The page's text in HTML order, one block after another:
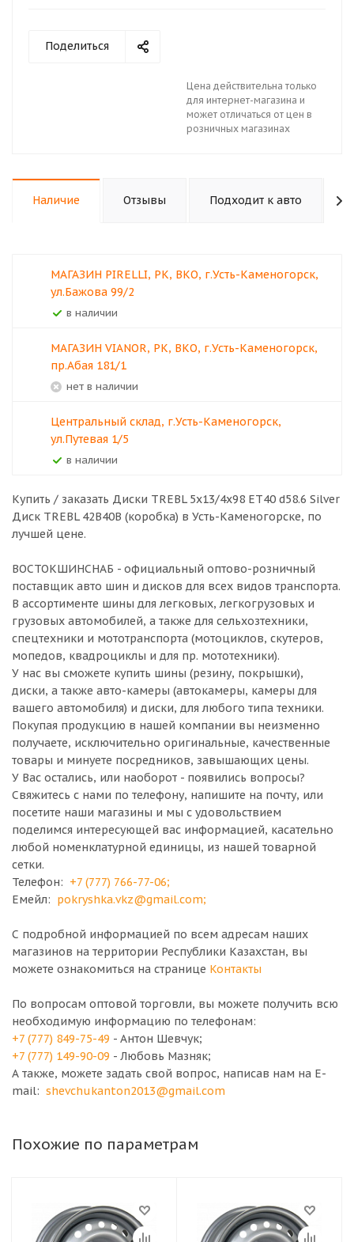
Поделиться
Цена действительна только
для интернет-магазина и
может отличаться от цен в
розничных магазинах
Наличие Отзывы Подходит к авто
МАГАЗИН PIRELLI, РК, ВКО, г.Усть-Каменогорск,
ул.Бажова 99/2
В наличии
МАГАЗИН VIANOR, РК, ВКО, г.Усть-Каменогорск,
пр.Абая 181/1
Нет в наличии
Центральный склад, г.Усть-Каменогорск,
ул.Путевая 1/5
В наличии
Купить / заказать Диски TREBL 5x13/4x98 ЕТ40 d58.6 Silver
Диск TREBL 42B40B (коробка) в Усть-Каменогорске, по
лучшей цене.
ВОСТОКШИНСНАБ - официальный оптово-розничный
поставщик авто шин и дисков для всех видов транспорта.
В ассортименте шины для легковых, легкогрузовых и
грузовых автомобилей, а также для сельхозтехники,
спецтехники и мототранспорта (мотоциклов, скутеров,
мопедов, квадроциклы и для пр. мототехники).
У нас вы сможете купить шины (резину, покрышки),
диски, а также авто-камеры (автокамеры, камеры для
вашего автомобиля) и диски, для любого типа техники.
Покупая продукцию в нашей компании вы неизменно
получаете, исключительно оригинальные, качественные
товары и минуете посредников, завышающих цены.
У Вас остались, или наоборот - появились вопросы?
Свяжитесь с нами по телефону, напишите на почту, или
посетите наши магазины и мы с удовольствием
поделимся интересующей вас информацией, касательно
любой номенклатурной единицы, из нашей товарной
сетки.
Телефон: +7 (777) 766-77-06;
Емейл: pokryshka.vkz@gmail.com;
С подробной информацией по всем адресам наших
магазинов на территории Республики Казахстан, вы
можете ознакомиться на странице Контакты
По вопросам оптовой торговли, вы можете получить всю
необходимую информацию по телефонам:
+7 (777) 849-75-49 - Антон Шевчук;
+7 (777) 149-90-09 - Любовь Мазняк;
А также, можете задать свой вопрос, написав нам на E-
mail: shevchukanton2013@gmail.com
Похожие по параметрам